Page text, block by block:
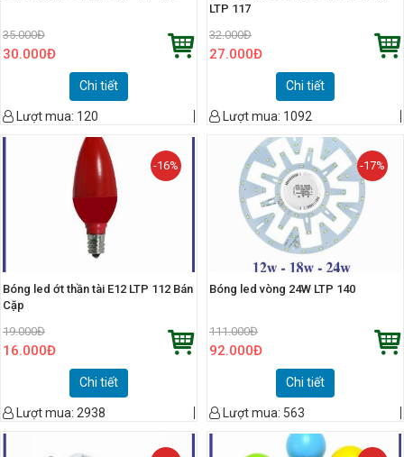
35.000Đ
30.000Đ
Chi tiết
Lượt mua: 120
LTP 117
32.000Đ
27.000Đ
Chi tiết
Lượt mua: 1092
-16%
Bóng led ớt thần tài E12 LTP 112 Bán
Cặp
19.000Đ
16.000Đ
Chi tiết
Lượt mua: 2938
-17%
Bóng led vòng 24W LTP 140
111.000Đ
92.000Đ
Chi tiết
Lượt mua: 563